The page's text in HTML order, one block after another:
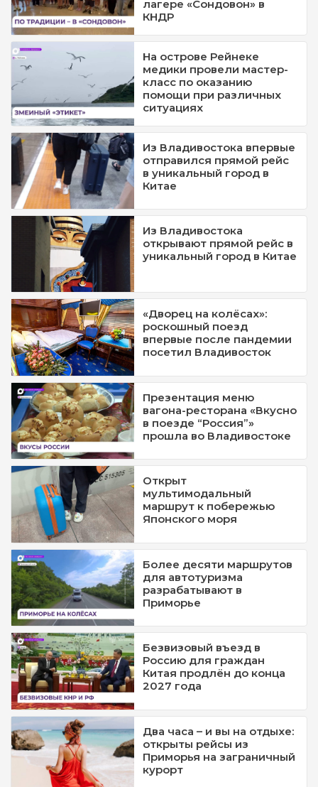
лагере «Сондовон» в
КНДР
На острове Рейнеке
медики провели мастер-
класс по оказанию
помощи при различных
ситуациях
Из Владивостока впервые
отправился прямой рейс
в уникальный город в
Китае
Из Владивостока
открывают прямой рейс в
уникальный город в Китае
«Дворец на колёсах»:
роскошный поезд
впервые после пандемии
посетил Владивосток
Презентация меню
вагона-ресторана «Вкусно
в поезде “Россия”»
прошла во Владивостоке
Открыт
мультимодальный
маршрут к побережью
Японского моря
Более десяти маршрутов
для автотуризма
разрабатывают в
Приморье
Безвизовый въезд в
Россию для граждан
Китая продлён до конца
2027 года
Два часа – и вы на отдыхе:
открыты рейсы из
Приморья на заграничный
курорт